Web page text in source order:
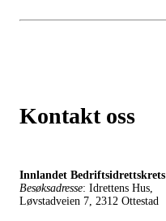
Kontakt oss
Innlandet Bedriftsidrettskrets
Besøksadresse: Idrettens Hus,
Løvstadveien 7, 2312 Ottestad